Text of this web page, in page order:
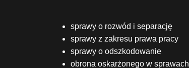
sprawy o rozwód i separację
sprawy z zakresu prawa pracy
sprawy o odszkodowanie
obrona oskarżonego w sprawach